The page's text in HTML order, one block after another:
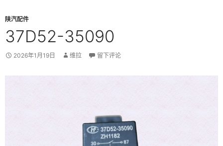
陕汽配件
37D52-35090
2026年1月19日 维拉 留下评论